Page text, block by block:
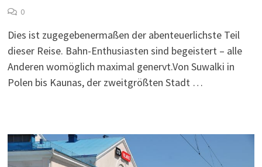
0
Dies ist zugegebenermaßen der abenteuerlichste Teil
dieser Reise. Bahn-Enthusiasten sind begeistert – alle
Anderen womöglich maximal genervt.Von Suwalki in
Polen bis Kaunas, der zweitgrößten Stadt …